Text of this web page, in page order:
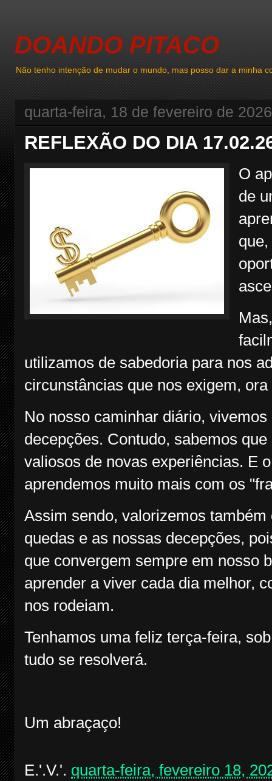
DOANDO PITACO
Não tenho intenção de mudar o mundo, mas posso dar a minha
quarta-feira, 18 de fevereiro de 2026
REFLEXÃO DO DIA
O
de
utilizamos de sabedoria para nos
circunstâncias que nos exigem,
No nosso caminhar diário,
decepções. Contudo, sabemos
valiosos de novas experiências. E
aprendemos muito mais com os
Assim sendo, valorizemos
quedas e as nossas decepções,
que convergem sempre em nosso
aprender a viver cada dia melhor,
nos rodeiam.
Tenhamos uma feliz terça-feira,
tudo se resolverá.
Um abraçaço!
E.'.V.'. quarta-feira, fevereiro 18,